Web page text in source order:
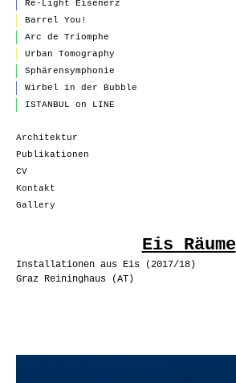
Re-Light Eisenerz
Barrel You!
Arc de Triomphe
Urban Tomography
Sphärensymphonie
Wirbel in der Bubble
ISTANBUL on LINE
Architektur
Publikationen
CV
Kontakt
Gallery
Eis Räume
Installationen aus Eis (2017/18)
Graz Reininghaus (AT)